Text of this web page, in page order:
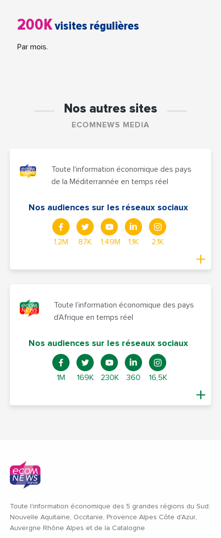
200Kvisites régulières
Par mois.
Nos autres sites
ECOMNEWS MEDIA
Toute l'information économique des pays
de la Méditerrannée en temps réel
Nos audiences sur les réseaux sociaux
1,2M 87K 1,49M 1,1K 2,1K
Toute l’information économique des pays
d’Afrique en temps réel
Nos audiences sur les réseaux sociaux
1M 169K 230K 360 16,5K
Toute l'information économique des 5 grandes régions du Sud:
Nouvelle Aquitaine, Occitanie, Provence Alpes Côte d'Azur,
Auvergne Rhône Alpes et de la Catalogne